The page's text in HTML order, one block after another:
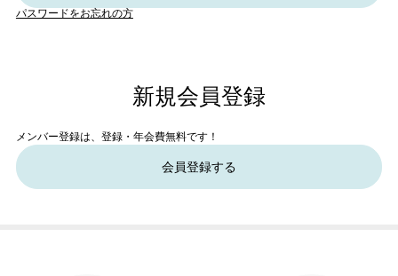
パスワードをお忘れの方
新規会員登録
メンバー登録は、登録・年会費無料です！
会員登録する